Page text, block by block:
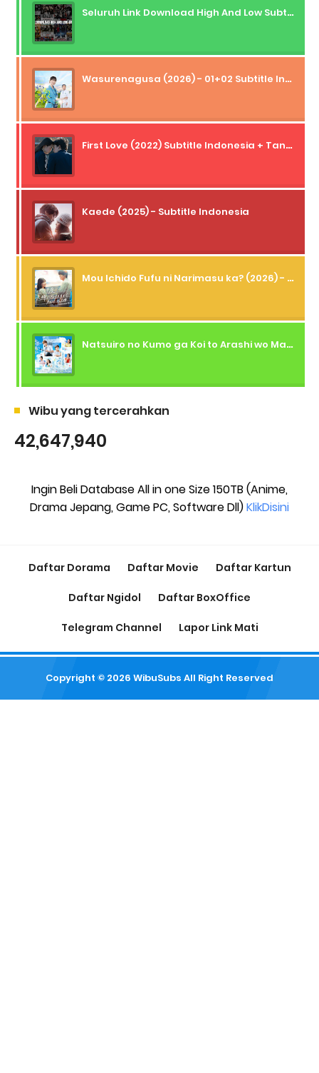
Seluruh Link Download High And Low Subtitle Indonesia
Wasurenagusa (2026) - 01+02 Subtitle Indonesia
First Love (2022) Subtitle Indonesia + Tanpa Iklan + Streaming + 1080p
Kaede (2025) - Subtitle Indonesia
Mou Ichido Fufu ni Narimasu ka? (2026) - 01 Subtitle Indonesia
Natsuiro no Kumo ga Koi to Arashi wo Makiokosu (2026) - 01 Subtitle Indonesia
Wibu yang tercerahkan
42,647,940
Ingin Beli Database All in one Size 150TB (Anime,
Drama Jepang, Game PC, Software Dll)KlikDisini
Daftar Dorama Daftar Movie Daftar Kartun
Daftar Ngidol Daftar BoxOffice
Telegram Channel Lapor Link Mati
Copyright © 2026 WibuSubs All Right Reserved